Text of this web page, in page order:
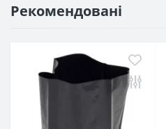
Рекомендовані